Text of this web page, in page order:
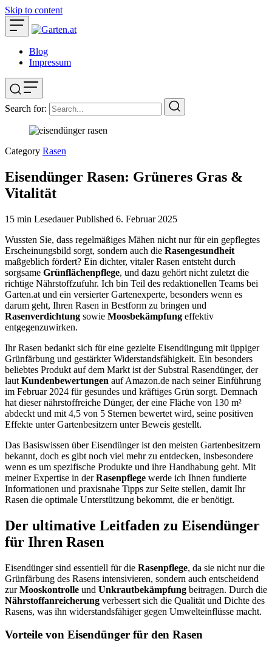
Skip to content
Blog
Impressum
Search for:
Category Rasen
Eisendünger Rasen: Grüneres Gras &
Vitalität
15 min LesedauerPublished 6. Februar 2025
Wussten Sie, dass regelmäßiges Mähen nicht nur für ein gepflegtes
Erscheinungsbild sorgt, sondern auch die Rasengesundheit
maßgeblich fördert? Ein dichter, vitaler Rasen entsteht durch
sorgsame Grünflächenpflege, und dazu gehört nicht zuletzt die
richtige Nährstoffzufuhr. Ich bin Teil des redaktionellen Teams bei
Garten.at und ein versierter Gartenexperte, besonders wenn es
darum geht, Ihren Rasen in Bestform zu bringen und
Rasenverdichtung sowie Moosbekämpfung effektiv
entgegenzuwirken.
Ihr Rasen bedankt sich für eine gezielte Eisendüngung mit üppiger
Grünfärbung und gestärkter Widerstandsfähigkeit. Ein besonders
beliebtes Produkt auf dem Markt ist der Substral Rasendünger, der
laut Kundenbewertungen auf Amazon.de nach seiner Einführung
im Februar 2024 für gesundes und kräftiges Grün sorgt. Demnach
hat dieser nährstoffreiche Dünger, der eine Fläche von 130 m²
abdeckt und mit 4,5 von 5 Sternen bewertet wird, seine positiven
Effekte unter Gartenbesitzern unter Beweis gestellt.
Das Basiswissen über Eisendünger ist den meisten Gartenbesitzern
bekannt, doch es gibt noch viel mehr zu entdecken, insbesondere
wenn es um spezifische Produkte und ihre Handhabung geht. Mit
meiner Expertise in derRasenpflege werde ich Ihnen fundierte
Informationen und praxisnahe Tipps zur Seite stellen, damit Ihr
Rasen die optimale Unterstützung bekommt, die er benötigt.
Der ultimative Leitfaden zu Eisendünger
für Ihren Rasen
Eisendünger sind essentiell für die Rasenpflege, da sie nicht nur die
Grünfärbung des Rasens intensivieren, sondern auch entscheidend
zurMooskontrolle und Unkrautbekämpfung beitragen. Durch die
Nährstoffanreicherung verbessert sich die Qualität und Dichte des
Rasens, was ihn widerstandsfähiger gegen Umwelteinflüsse macht.
Vorteile von Eisendünger für den Rasen